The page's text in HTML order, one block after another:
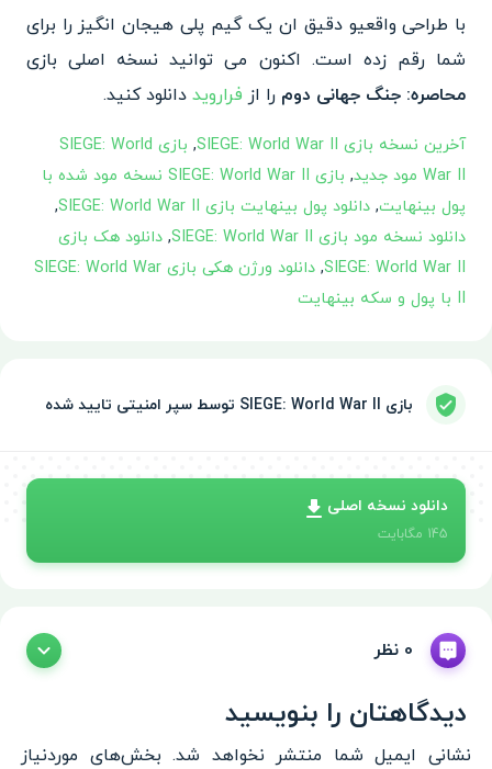
با طراحی واقعیو‌ دقیق ان یک گیم پلی هیجان انگیز را برای
شما رقم زده است. اکنون می توانید نسخه اصلی بازی
محاصره: جنگ جهانی دوم را از فراروید دانلود کنید.
آخرین نسخه بازی SIEGE: World War II ,
بازی SIEGE: World
War II مود جدید
,
بازی SIEGE: World War II نسخه مود شده با
پول بینهایت, دانلود پول بینهایت بازی SIEGE: World War II
,
دانلود نسخه مود بازی SIEGE: World War II
, دانلود هک بازی
SIEGE: World War II
,
دانلود ورژن هکی بازی SIEGE: World War
II با پول و سکه بینهایت
بازی SIEGE: World War II توسط سپر امنیتی تایید شده
دانلود نسخه اصلی
145 مگابایت
0 نظر
دیدگاهتان را بنویسید
نشانی ایمیل شما منتشر نخواهد شد. بخش‌های موردنیاز